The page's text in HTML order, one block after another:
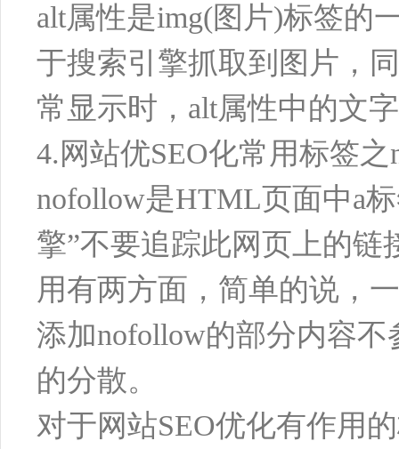
alt属性是img(图片)标签的
于搜索引擎抓取到图片，
常显示时，alt属性中的文
4.网站优SEO化常用标签
nofollow是HTML页面中a
擎”不要追踪此网页上的链
用有两方面，简单的说，
添加nofollow的部分内容
的分散。
对于网站SEO优化有作用